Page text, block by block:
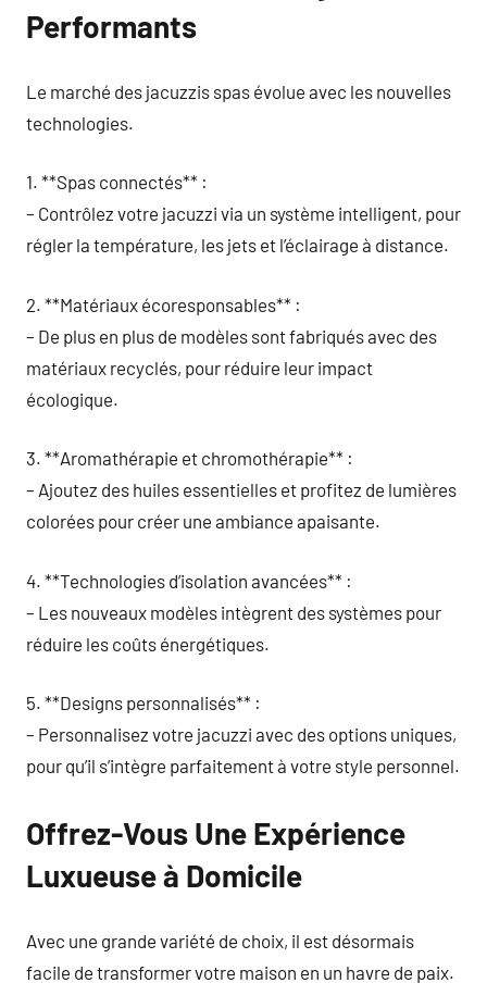
Performants
Le marché des jacuzzis spas évolue avec les nouvelles
technologies.
1. **Spas connectés** :
– Contrôlez votre jacuzzi via un système intelligent, pour
régler la température, les jets et l’éclairage à distance.
2. **Matériaux écoresponsables** :
– De plus en plus de modèles sont fabriqués avec des
matériaux recyclés, pour réduire leur impact
écologique.
3. **Aromathérapie et chromothérapie** :
– Ajoutez des huiles essentielles et profitez de lumières
colorées pour créer une ambiance apaisante.
4. **Technologies d’isolation avancées** :
– Les nouveaux modèles intègrent des systèmes pour
réduire les coûts énergétiques.
5. **Designs personnalisés** :
– Personnalisez votre jacuzzi avec des options uniques,
pour qu’il s’intègre parfaitement à votre style personnel.
Offrez-Vous Une Expérience
Luxueuse à Domicile
Avec une grande variété de choix, il est désormais
facile de transformer votre maison en un havre de paix.